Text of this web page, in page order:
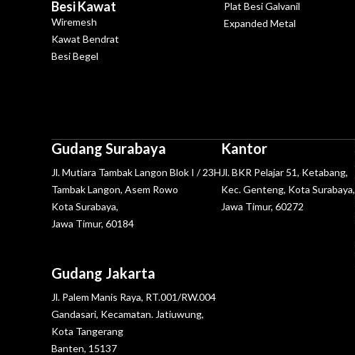
Besi Kawat
Wiremesh
Kawat Bendrat
Besi Begel
Plat Besi Galvanil
Expanded Metal
Gudang Surabaya
Jl. Mutiara Tambak Langon Blok I / 23H
Tambak Langon, Asem Rowo
Kota Surabaya,
Jawa Timur, 60184
Gudang Jakarta
Jl. Palem Manis Raya, RT.001/RW.004
Gandasari, Kecamatan. Jatiuwung,
Kota Tangerang
Banten, 15137
Kantor
Jl. BKR Pelajar 51, Ketabang,
Kec. Genteng, Kota Surabaya,
Jawa Timur, 60272